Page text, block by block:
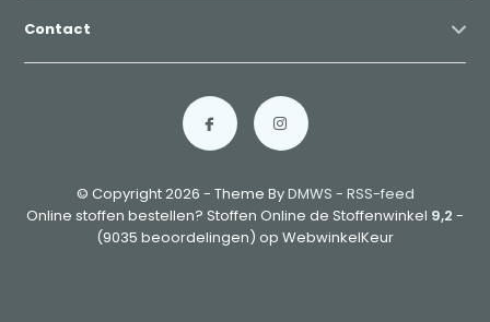
Contact
© Copyright 2026 - Theme ByDMWS - RSS-feed
Online stoffen bestellen? Stoffen Online de Stoffenwinkel 9,2 -
(9035 beoordelingen) op WebwinkelKeur